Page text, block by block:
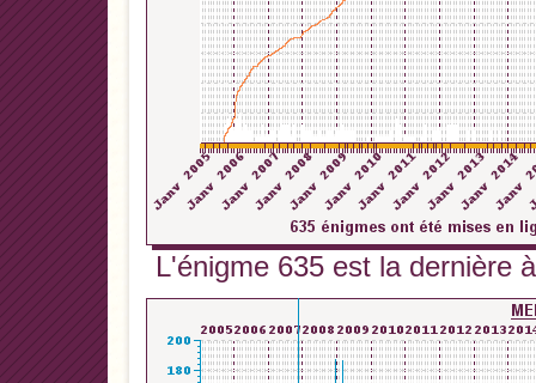
L'énigme 635 est la dernière